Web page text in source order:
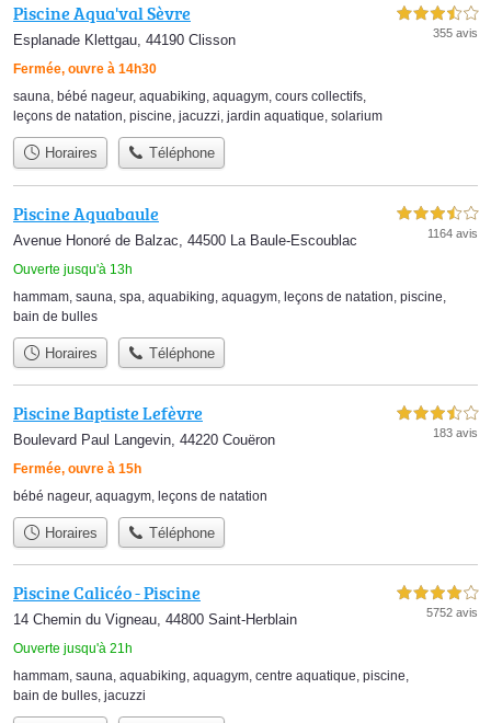
Piscine Aqua'val Sèvre
Esplanade Klettgau, 44190 Clisson
Fermée, ouvre à 14h30
3,5 étoiles sur 5
355 avis
sauna, bébé nageur, aquabiking, aquagym, cours collectifs,
leçons de natation, piscine, jacuzzi, jardin aquatique, solarium
Horaires Téléphone
Piscine Aquabaule
Avenue Honoré de Balzac, 44500 La Baule-Escoublac
Ouverte jusqu'à 13h
3,5 étoiles sur 5
1164 avis
hammam sauna spa aquabiking aquagym leçons de natation piscine
bain de bulles
Horaires Téléphone
Piscine Baptiste Lefèvre
Boulevard Paul Langevin, 44220 Couëron
Fermée, ouvre à 15h
3,5 étoiles sur 5
183 avis
bébé nageur, aquagym, leçons de natation
Horaires Téléphone
Piscine Calicéo - Piscine
14 Chemin du Vigneau, 44800 Saint-Herblain
Ouverte jusqu'à 21h
4,0 étoiles sur 5
5752 avis
hammam, sauna, aquabiking, aquagym, centre aquatique, piscine,
bain de bulles, jacuzzi